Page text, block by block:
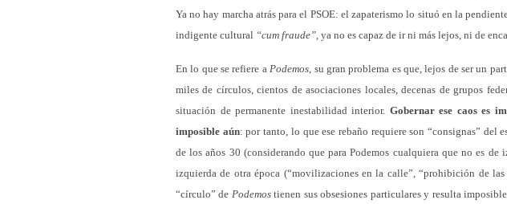
Ya no hay marcha atrás para el PSOE: el zapaterismo lo situó en la
indigente cultural “cum fraude”, ya no es capaz de ir ni más lejos, ni de
En lo que se refiere aPodemos, su gran problema es que, lejos de ser un
miles de círculos, cientos de asociaciones locales, decenas de grupos
situación de permanente inestabilidad interior. Gobernar ese caos es
imposible aún: por tanto, lo que ese rebaño requiere son “consignas” del
de los años 30 (considerando que para Podemos cualquiera que no es de
izquierda de otra época (“movilizaciones en la calle”, “prohibición de las
“círculo” de Podemostienen sus obsesiones particulares y resulta